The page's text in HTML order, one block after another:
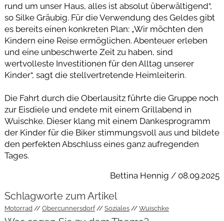
rund um unser Haus, alles ist absolut überwältigend“,
so Silke Gräubig. Für die Verwendung des Geldes gibt
es bereits einen konkreten Plan: „Wir möchten den
Kindern eine Reise ermöglichen. Abenteuer erleben
und eine unbeschwerte Zeit zu haben, sind
wertvolleste Investitionen für den Alltag unserer
Kinder“, sagt die stellvertretende Heimleiterin.
Die Fahrt durch die Oberlausitz führte die Gruppe noch
zur Eisdiele und endete mit einem Grillabend in
Wuischke. Dieser klang mit einem Dankesprogramm
der Kinder für die Biker stimmungsvoll aus und bildete
den perfekten Abschluss eines ganz aufregenden
Tages.
Bettina Hennig / 08.09.2025
Schlagworte zum Artikel
Motorrad Obercunnersdorf Soziales Wuischke